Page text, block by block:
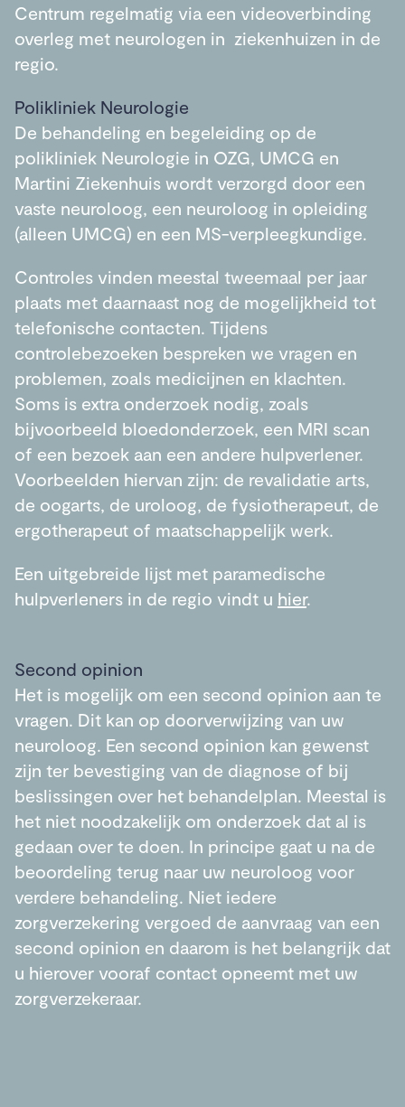
Centrum regelmatig via een videoverbinding
overleg met neurologen in ziekenhuizen in de
regio.
Polikliniek Neurologie
De behandeling en begeleiding op de
polikliniek Neurologie in OZG, UMCG en
Martini Ziekenhuis wordt verzorgd door een
vaste neuroloog, een neuroloog in opleiding
(alleen UMCG) en een MS-verpleegkundige.
Controles vinden meestal tweemaal per jaar
plaats met daarnaast nog de mogelijkheid tot
telefonische contacten. Tijdens
controlebezoeken bespreken we vragen en
problemen, zoals medicijnen en klachten.
Soms is extra onderzoek nodig, zoals
bijvoorbeeld bloedonderzoek, een MRI scan
of een bezoek aan een andere hulpverlener.
Voorbeelden hiervan zijn: de revalidatie arts,
de oogarts, de uroloog, de fysiotherapeut, de
ergotherapeut of maatschappelijk werk.
Een uitgebreide lijst met paramedische
hulpverleners in de regio vindt u hier.
Second opinion
Het is mogelijk om een second opinion aan te
vragen. Dit kan op doorverwijzing van uw
neuroloog. Een second opinion kan gewenst
zijn ter bevestiging van de diagnose of bij
beslissingen over het behandelplan. Meestal is
het niet noodzakelijk om onderzoek dat al is
gedaan over te doen. In principe gaat u na de
beoordeling terug naar uw neuroloog voor
verdere behandeling. Niet iedere
zorgverzekering vergoed de aanvraag van een
second opinion en daarom is het belangrijk dat
u hierover vooraf contact opneemt met uw
zorgverzekeraar.